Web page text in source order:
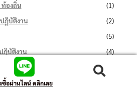
องถิ่น
(1)
ฏิบัติงาน
(2)
(5)
ฏิบัติงาน
(4)
(76)
น
ซื้อผ่านไลน์ คลิกเลย